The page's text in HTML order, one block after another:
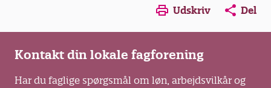
Opens in a new window
Opens in a new
Opens in
Udskriv Del
Kontakt din lokale fagforening
Har du faglige spørgsmål om løn, arbejdsvilkår og